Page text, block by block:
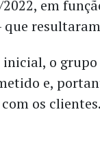
em
que
inicial, o
e,
os